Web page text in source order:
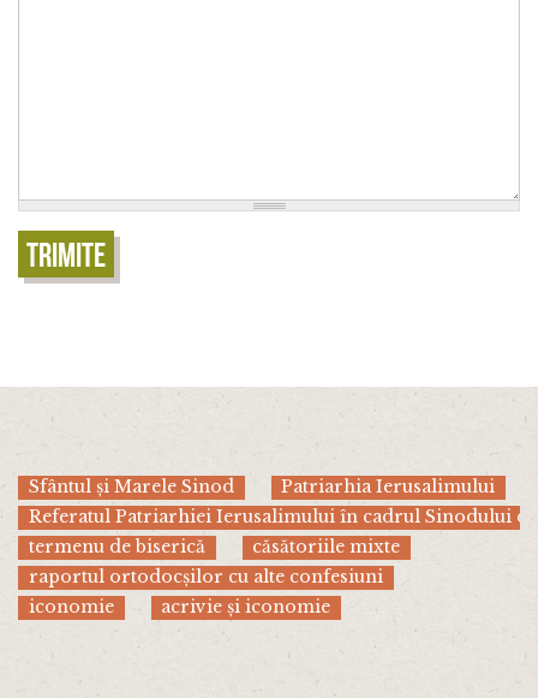
Trimite
Sfântul și Marele Sinod
Patriarhia Ierusalimului
Referatul Patriarhiei Ierusalimului în cadrul Sinodului
termenu de biserică
căsătoriile mixte
raportul ortodocșilor cu alte confesiuni
iconomie
acrivie și iconomie